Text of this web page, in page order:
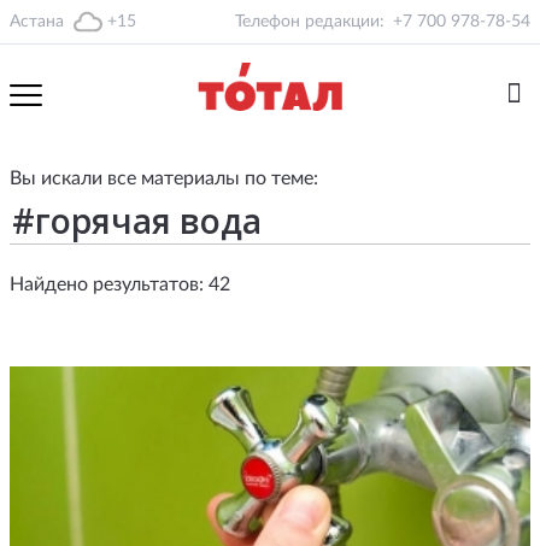
Астана +15 Телефон редакции: +7 700 978-78-54
Вы искали все материалы по теме:
Найдено результатов: 42